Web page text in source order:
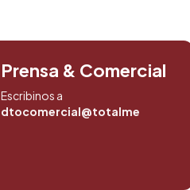
Prensa & Comercial
Escribinos a
dtocomercial@totalmedios.com